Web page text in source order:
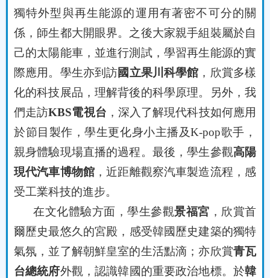
獨特外型與再生能源的運用有著密不可分的關
係，師生都大開眼界。之後大家親手組裝屬於自
己的太陽能車，並進行測試，學習再生能源的實
際應用。學生亦到訪國立果川科學館 ，欣賞多樣
化的科技展品，理解背後的科學原理。另外，我
們走訪KBS電視台 ，深入了解現代科技如何應用
於節目製作，學生更化身小主播及K‑pop歌手，
親身體驗現場直播的過程。最後，學生參觀高陽
現代汽車博物館 ，近距離觀察汽車製造流程，感
受工業科技的進步。
在文化體驗方面，學生參觀景福宮 ，欣賞首
爾歷史最悠久的宮殿， 感受韓國歷史建築的獨特
氣氛，並了解朝鮮皇室的生活點滴；亦欣賞青瓦
台總統府外觀，認識韓國的重要政治地標。於韓